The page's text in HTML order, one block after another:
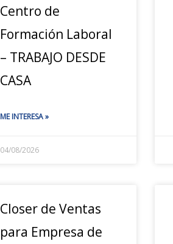
Centro de
Formación Laboral
– TRABAJO DESDE
CASA
ME INTERESA »
04/08/2026
Closer de Ventas
para Empresa de